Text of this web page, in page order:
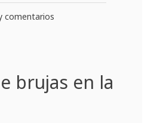
comentarios
brujas en la